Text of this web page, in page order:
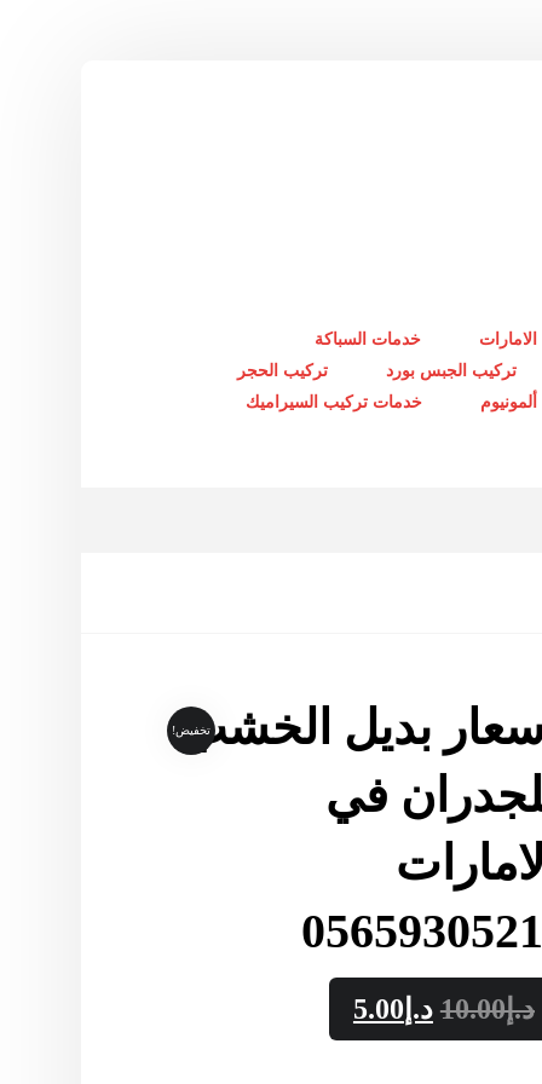
خدمات السباكة
تركيب الجبس بورد
تركيب الحجر
خدمات تركيب السيراميك
تخفيض!
بديل الخشب
في
د.إ10.00 د.إ 5.00